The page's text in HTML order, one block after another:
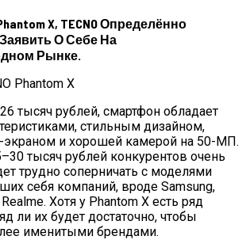
X, TECNO Определённо
О Себе На
Рынке.
тысяч рублей, смартфон обладает
стильным дизайном,
экраном и хорошей камерой на 50-МП.
тысяч рублей конкурентов очень
трудно соперничать с моделями
себя компаний, вроде Samsung,
Хотя у Phantom X есть ряд
ли их будет достаточно, чтобы
именитыми брендами.